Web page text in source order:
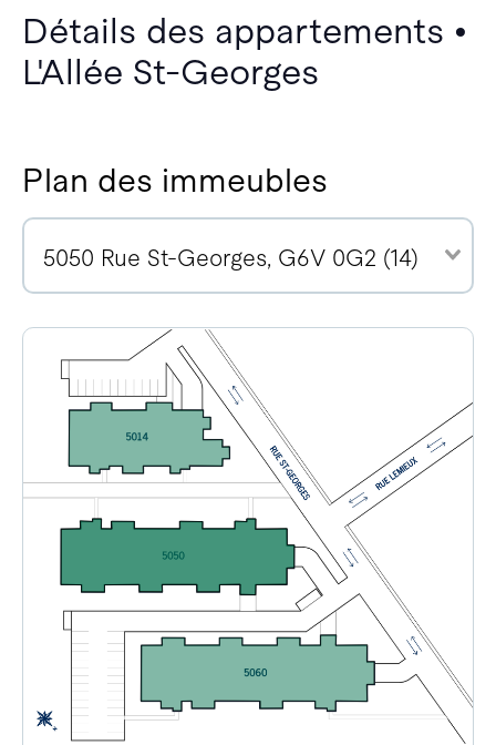
Détails des appartements •
L'Allée St-Georges
Plan des immeubles
5050 Rue St-Georges, G6V 0G2 (14)